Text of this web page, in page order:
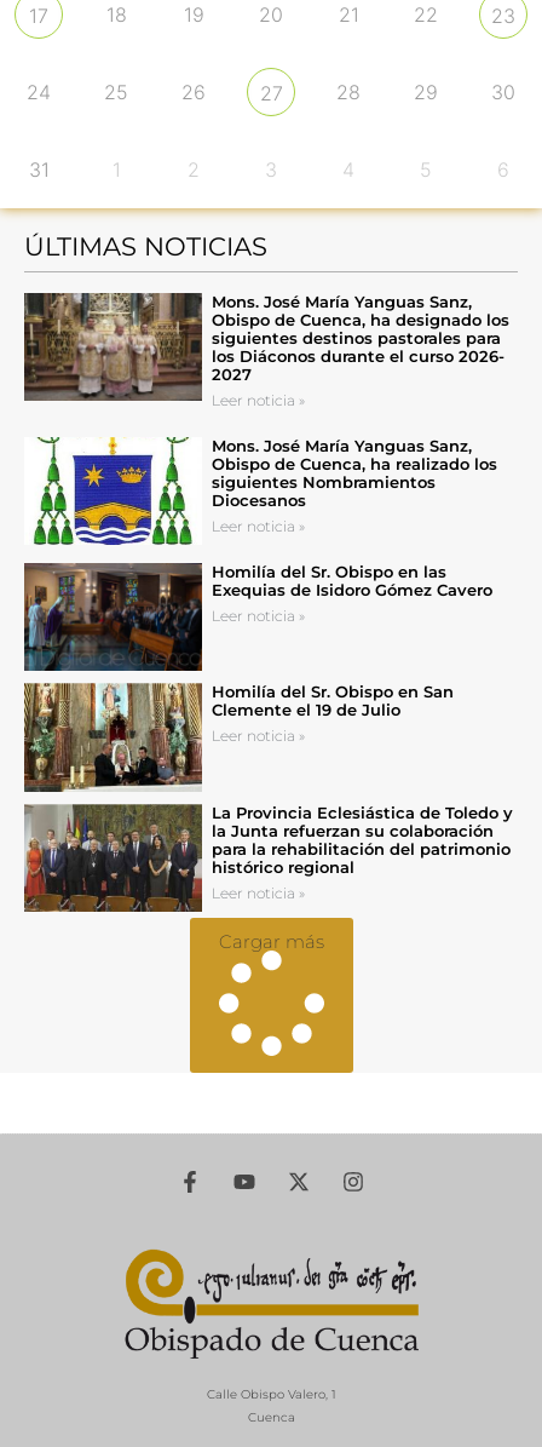
17 18 19 20 21 22 23
24 25 26 27 28 29 30
31 1 2 3 4 5 6
ÚLTIMAS NOTICIAS
Mons. José María Yanguas Sanz,
Obispo de Cuenca, ha designado los
siguientes destinos pastorales para
los Diáconos durante el curso 2026-
2027
Leer noticia »
Mons. José María Yanguas Sanz,
Obispo de Cuenca, ha realizado los
siguientes Nombramientos
Diocesanos
Leer noticia »
Homilía del Sr. Obispo en las
Exequias de Isidoro Gómez Cavero
Leer noticia »
Homilía del Sr. Obispo en San
Clemente el 19 de Julio
Leer noticia »
La Provincia Eclesiástica de Toledo y
la Junta refuerzan su colaboración
para la rehabilitación del patrimonio
histórico regional
Leer noticia »
Cargar más
Calle Obispo Valero, 1
Cuenca